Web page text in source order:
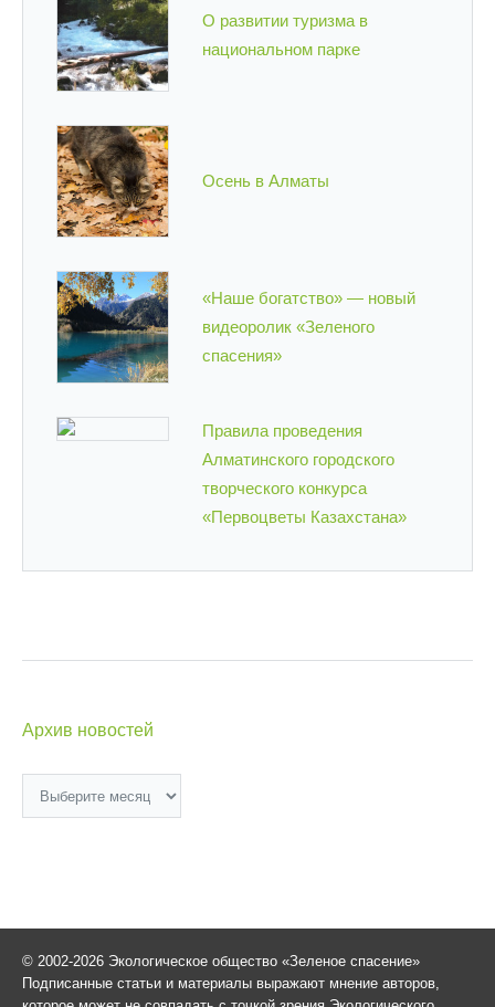
О развитии туризма в
национальном парке
Осень в Алматы
«Наше богатство» — новый
видеоролик «Зеленого
спасения»
Правила проведения
Алматинского городского
творческого конкурса
«Первоцветы Казахстана»
Архив новостей
новостей
© 2002-2026 Экологическое общество «Зеленое спасение»
Подписанные статьи и материалы выражают мнение авторов,